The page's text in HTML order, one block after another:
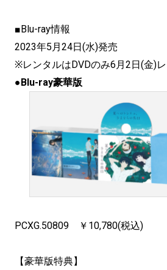
■Blu-ray情報
2023年5月24日(水)発売
※レンタルはDVDのみ6月2日(金)
●Blu-ray豪華版
PCXG.50809 ￥10,780(税込)
【豪華版特典】